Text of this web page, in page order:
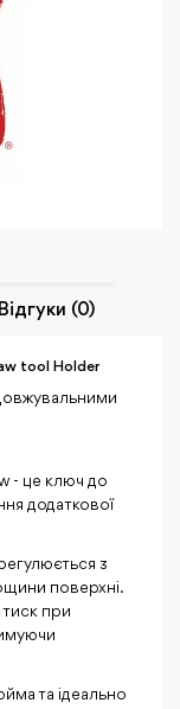
Відгуки (0)
tool Holder
- це ключ до
додаткової
з
поверхні.
при
та ідеально